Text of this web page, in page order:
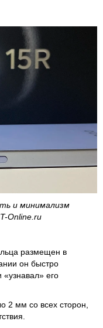
и минимализм
Online.ru
размещен в
он быстро
«узнавал» его
2 мм со всех сторон,